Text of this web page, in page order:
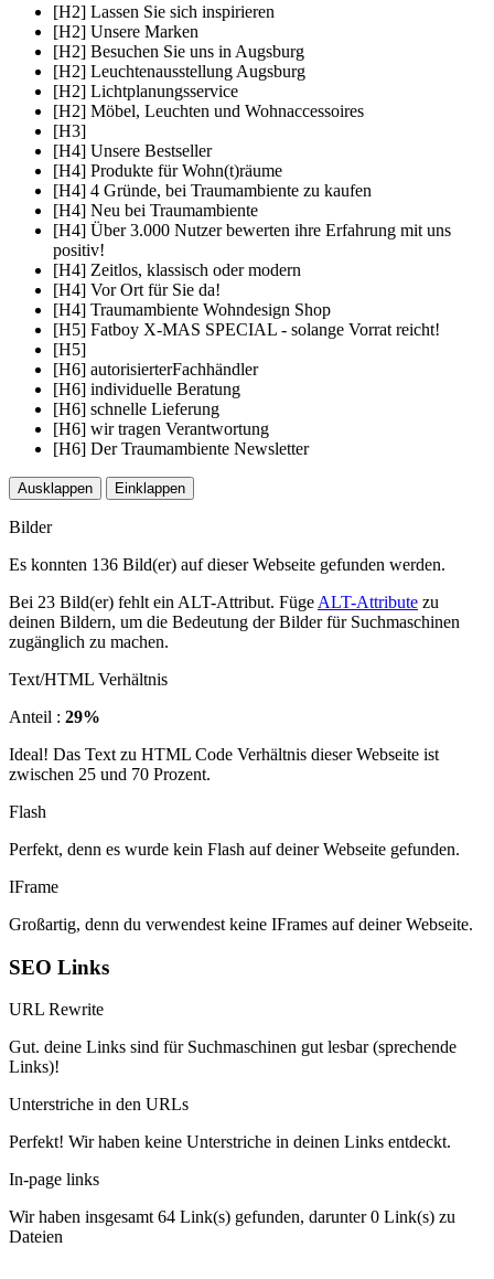
[H2] Lassen Sie sich inspirieren
[H2] Unsere Marken
[H2] Besuchen Sie uns in Augsburg
[H2] Leuchtenausstellung Augsburg
[H2] Lichtplanungsservice
[H2] Möbel, Leuchten und Wohnaccessoires
[H3]
[H4] Unsere Bestseller
[H4] Produkte für Wohn(t)räume
[H4] 4 Gründe, bei Traumambiente zu kaufen
[H4] Neu bei Traumambiente
[H4] Über 3.000 Nutzer bewerten ihre Erfahrung mit uns
positiv!
[H4] Zeitlos, klassisch oder modern
[H4] Vor Ort für Sie da!
[H4] Traumambiente Wohndesign Shop
[H5] Fatboy X-MAS SPECIAL - solange Vorrat reicht!
[H5]
[H6] autorisierterFachhändler
[H6] individuelle Beratung
[H6] schnelle Lieferung
[H6] wir tragen Verantwortung
[H6] Der Traumambiente Newsletter
Ausklappen Einklappen
Bilder
Es konnten 136 Bild(er) auf dieser Webseite gefunden werden.
Bei 23 Bild(er) fehlt ein ALT-Attribut. Füge ALT-Attribute zu
deinen Bildern, um die Bedeutung der Bilder für Suchmaschinen
zugänglich zu machen.
Text/HTML Verhältnis
Anteil : 29%
Ideal! Das Text zu HTML Code Verhältnis dieser Webseite ist
zwischen 25 und 70 Prozent.
Flash
Perfekt, denn es wurde kein Flash auf deiner Webseite gefunden.
IFrame
Großartig, denn du verwendest keine IFrames auf deiner Webseite.
SEO Links
URL Rewrite
Gut. deine Links sind für Suchmaschinen gut lesbar (sprechende
Links)!
Unterstriche in den URLs
Perfekt! Wir haben keine Unterstriche in deinen Links entdeckt.
In-page links
Wir haben insgesamt 64 Link(s) gefunden, darunter 0 Link(s) zu
Dateien